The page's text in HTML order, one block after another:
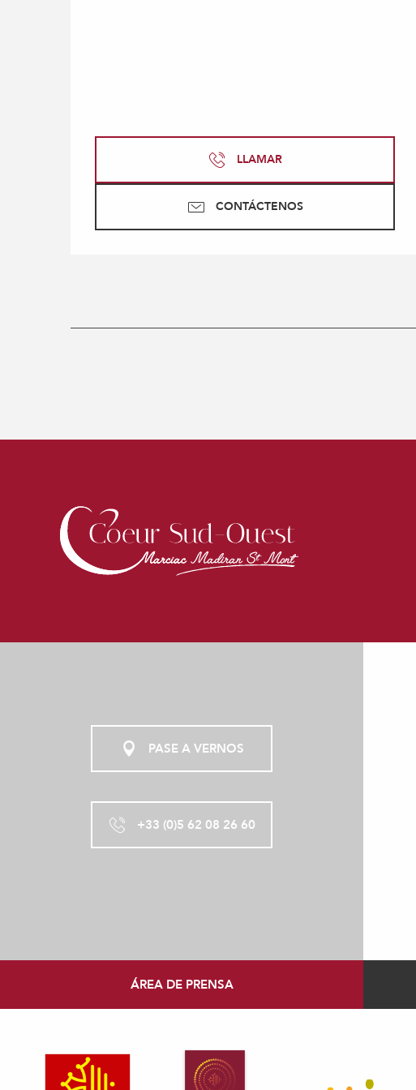
LLAMAR
CONTÁCTENOS
PASE A VERNOS
+33 (0)5 62 08 26 60
ÁREA DE PRENSA